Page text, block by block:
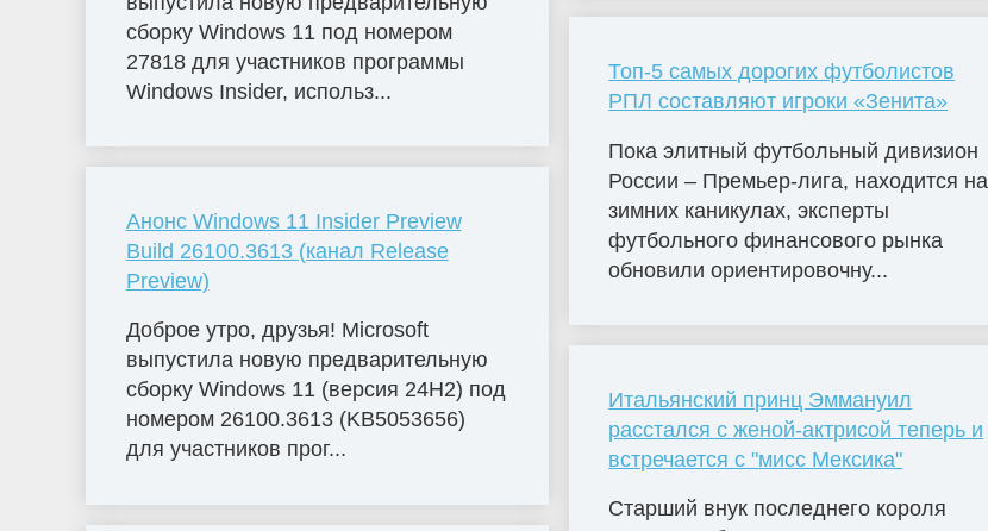
сборку Windows 11 под номером
27818 для участников программы
Windows Insider, использ...
Анонс Windows 11 Insider Preview
Build 26100.3613 (канал Release
Preview)
Доброе утро, друзья! Microsoft
выпустила новую предварительную
сборку Windows 11 (версия 24H2) под
номером 26100.3613 (KB5053656)
для участников прог...
Топ-5 самых дорогих футболистов
РПЛ составляют игроки «Зенита»
Пока элитный футбольный дивизион
России – Премьер-лига, находится на
зимних каникулах, эксперты
футбольного финансового рынка
обновили ориентировочну...
Итальянский принц Эммануил
расстался с женой-актрисой теперь и
встречается с "мисс Мексика"
Старший внук последнего короля